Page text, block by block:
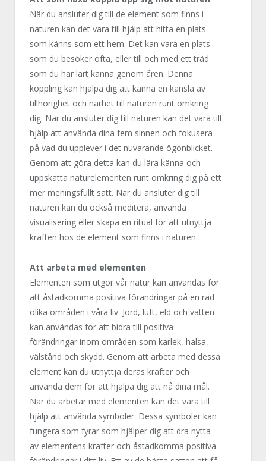
När du ansluter dig till de element som finns i
naturen kan det vara till hjälp att hitta en plats
som känns som ett hem. Det kan vara en plats
som du besöker ofta, eller till och med ett träd
som du har lärt känna genom åren. Denna
koppling kan hjälpa dig att känna en känsla av
tillhörighet och närhet till naturen runt omkring
dig. När du ansluter dig till naturen kan det vara till
hjälp att använda dina fem sinnen och fokusera
på vad du upplever i det nuvarande ögonblicket.
Genom att göra detta kan du lära känna och
uppskatta naturelementen runt omkring dig på ett
mer meningsfullt sätt. När du ansluter dig till
naturen kan du också meditera, använda
visualisering eller skapa en ritual för att utnyttja
kraften hos de element som finns i naturen.
Att arbeta med elementen
Elementen som utgör vår natur kan användas för
att åstadkomma positiva förändringar på en rad
olika områden i våra liv. Jord, luft, eld och vatten
kan användas för att bidra till positiva
förändringar inom områden som kärlek, hälsa,
välstånd och skydd. Genom att arbeta med dessa
element kan du utnyttja deras krafter och
använda dem för att hjälpa dig att nå dina mål.
När du arbetar med elementen kan det vara till
hjälp att använda symboler. Dessa symboler kan
fungera som fyrar som hjälper dig att dra nytta
av elementens krafter och åstadkomma positiva